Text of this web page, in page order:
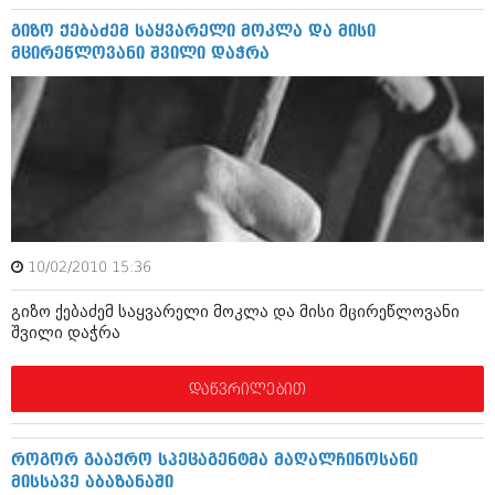
ნოემბერი 2017 (212)
ოქტომბერი 2017 (231)
მაისი 2017 (216)
აპრილი 2017 (220)
მარტი 2017 (212)
თებერვალი 2017 (205)
იანვარი 2017 (246)
დეკემბერი 2016 (207)
ნოემბერი 2016 (207)
ოქტომბერი 2016 (257)
სექტემბერი 2016 (224)
ივნისი 2016 (221)
მაისი 2016 (261)
აპრილი 2016 (215)
მარტი 2016 (200)
თებერვალი 2016 (250)
გიზო ქებაძემ საყვარელი მოკლა და მისი
მცირეწლოვანი შვილი დაჭრა
10/02/2010 15:36
გიზო ქებაძემ საყვარელი მოკლა და მისი მცირეწლოვანი
შვილი დაჭრა
დაწვრილებით
როგორ გააქრო სპეცაგენტმა მაღალჩინოსანი
მისსავე აბაზანაში